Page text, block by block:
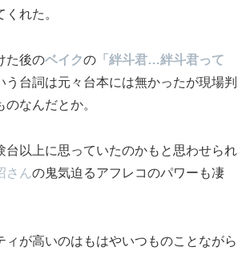
れた。
た後のベイクの 「絆斗君…絆斗君って
う台詞は元々台本には無かったが現場判
なんだとか。
台以上に思っていたのかもと思わせられ
さんの鬼気迫るアフレコのパワーも凄
ィが高いのはもはやいつものことながら